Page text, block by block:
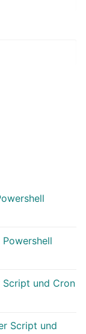
und Cron
Script und